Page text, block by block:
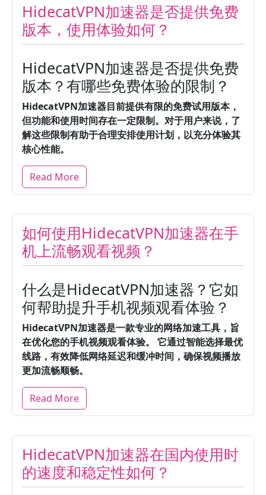
HidecatVPN加速器是否提供免费
版本，使用体验如何？
HidecatVPN加速器是否提供免费
版本？有哪些免费体验的限制？
HidecatVPN加速器目前提供有限的免费试用版本，
但功能和使用时间存在一定限制。 对于用户来说，了
解这些限制有助于合理安排使用计划，以充分体验其
核心性能。
Read More
如何使用HidecatVPN加速器在手
机上流畅观看视频？
什么是HidecatVPN加速器？它如
何帮助提升手机视频观看体验？
HidecatVPN加速器是一款专业的网络加速工具，旨
在优化您的手机视频观看体验。
它通过智能选择最优
线路，有效降低网络延迟和缓冲时间，确保视频播放
更加流畅顺畅。
Read More
HidecatVPN加速器在国内使用时
的速度和稳定性如何？